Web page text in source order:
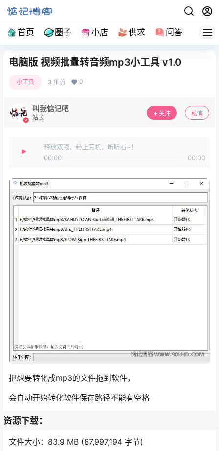
首页 圈子 小店 供求 问答 导航
电脑版 视频批量转音频mp3小工具 v1.0
小工具 3 年前 0
叫我惦记吧
站长
关注 私信
释放双眼，带上耳机，听听看~！
00:00
00:00
把想要转化成mp3的文件拖到软件，
会自动开始转化软件保存路径不能有空格
资源下载：
文件大小：83.9 MB (87,997,194 字节)